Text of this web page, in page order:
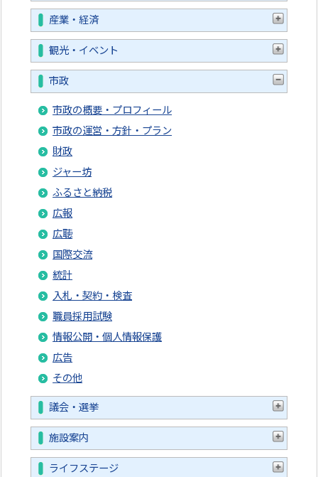
産業・経済
観光・イベント
市政
市政の概要・プロフィール
市政の運営・方針・プラン
財政
ジャー坊
ふるさと納税
広報
広聴
国際交流
統計
入札・契約・検査
職員採用試験
情報公開・個人情報保護
広告
その他
議会・選挙
施設案内
ライフステージ